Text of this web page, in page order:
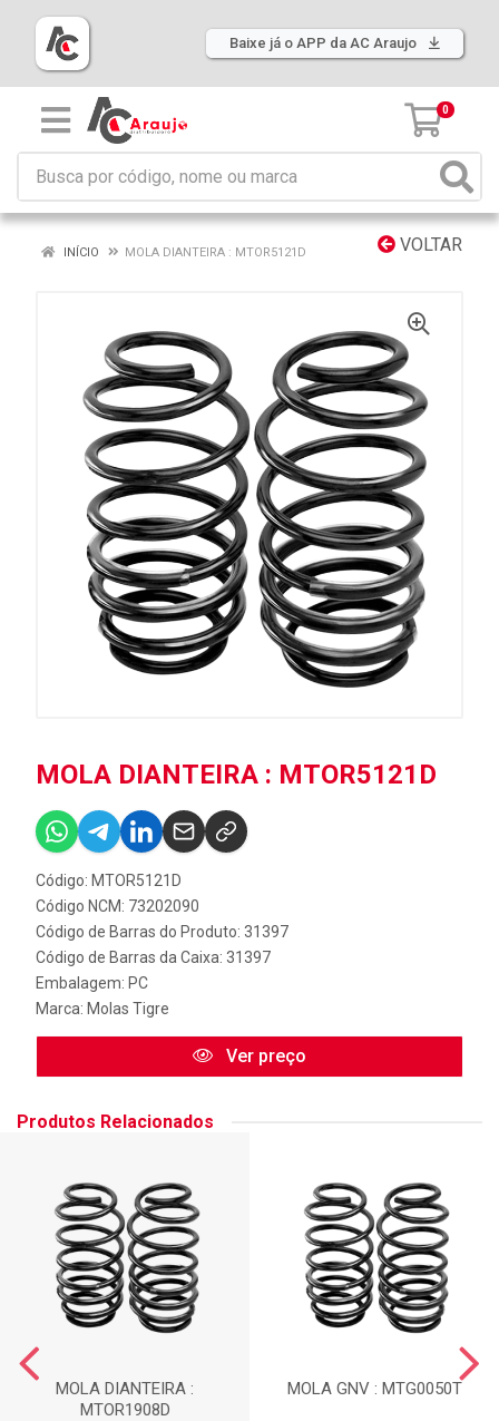
Baixe já o APP da AC Araujo
0
VOLTAR
INÍCIO MOLA DIANTEIRA : MTOR5121D
MOLA DIANTEIRA : MTOR5121D
Código: MTOR5121D
Código NCM: 73202090
Código de Barras do Produto: 31397
Código de Barras da Caixa: 31397
Embalagem: PC
Marca: Molas Tigre
Ver preço
Produtos Relacionados
MOLA DIANTEIRA :
MTOR1908D
MOLA GNV : MTG0050T